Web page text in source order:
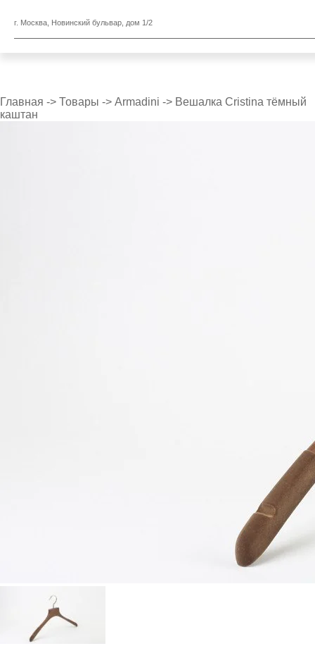
г. Москва, Новинский бульвар, дом 1/2
Главная -> Товары -> Armadini -> Вешалка Cristina тёмный
каштан